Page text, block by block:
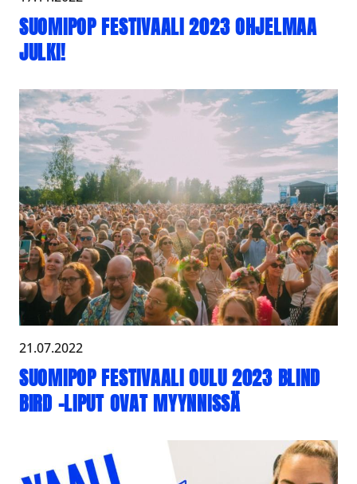
SUOMIPOP FESTIVAALI 2023 OHJELMAA
JULKI!
21.07.2022
SUOMIPOP FESTIVAALI OULU 2023 BLIND
BIRD -LIPUT OVAT MYYNNISSÄ